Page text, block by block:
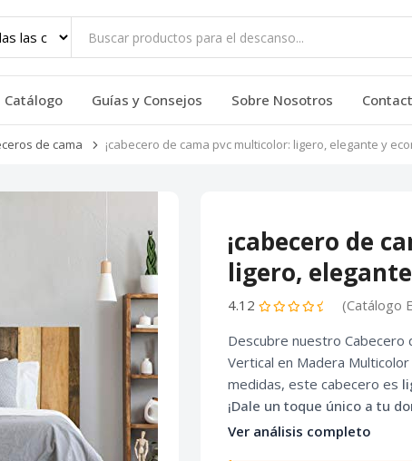
Catálogo Guías y Consejos Sobre Nosotros
de cama ¡cabecero de cama pvc multicolor: ligero, elegante y
¡cabecero de
ligero,
4.12
(Catálogo
Descubre nuestro Cabecero
Vertical en Madera
medidas, este cabecero es
¡Dale un toque único a tu
Ver análisis completo